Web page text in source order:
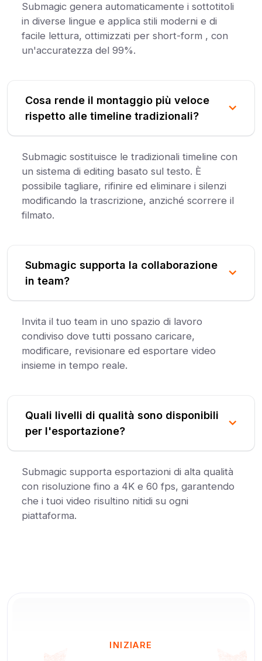
Submagic genera automaticamente i sottotitoli
in diverse lingue e applica stili moderni e di
facile lettura, ottimizzati per short-form , con
un'accuratezza del 99%.
Cosa rende il montaggio più veloce
rispetto alle timeline tradizionali?
Submagic sostituisce le tradizionali timeline con
un sistema di editing basato sul testo. È
possibile tagliare, rifinire ed eliminare i silenzi
modificando la trascrizione, anziché scorrere il
filmato.
Submagic supporta la collaborazione
in team?
Invita il tuo team in uno spazio di lavoro
condiviso dove tutti possano caricare,
modificare, revisionare ed esportare video
insieme in tempo reale.
Quali livelli di qualità sono disponibili
per l'esportazione?
Submagic supporta esportazioni di alta qualità
con risoluzione fino a 4K e 60 fps, garantendo
che i tuoi video risultino nitidi su ogni
piattaforma.
INIZIARE